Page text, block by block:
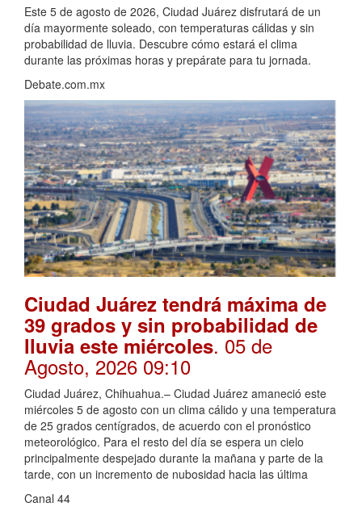
Este 5 de agosto de 2026, Ciudad Juárez disfrutará de un
día mayormente soleado, con temperaturas cálidas y sin
probabilidad de lluvia. Descubre cómo estará el clima
durante las próximas horas y prepárate para tu jornada.
Debate.com.mx
Ciudad Juárez tendrá máxima de
39 grados y sin probabilidad de
lluvia este miércoles. 05 de
Agosto, 2026 09:10
Ciudad Juárez, Chihuahua.– Ciudad Juárez amaneció este
miércoles 5 de agosto con un clima cálido y una temperatura
de 25 grados centígrados, de acuerdo con el pronóstico
meteorológico. Para el resto del día se espera un cielo
principalmente despejado durante la mañana y parte de la
tarde, con un incremento de nubosidad hacia las última
Canal 44